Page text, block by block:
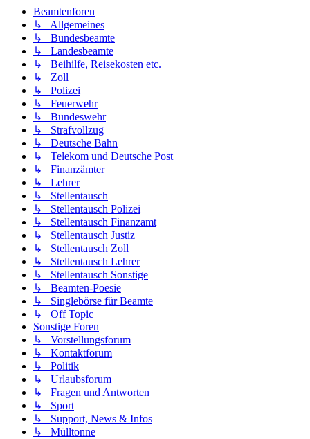
Beamtenforen
↳ Allgemeines
↳ Bundesbeamte
↳ Landesbeamte
↳ Beihilfe, Reisekosten etc.
↳ Zoll
↳ Polizei
↳ Feuerwehr
↳ Bundeswehr
↳ Strafvollzug
↳ Deutsche Bahn
↳ Telekom und Deutsche Post
↳ Finanzämter
↳ Lehrer
↳ Stellentausch
↳ Stellentausch Polizei
↳ Stellentausch Finanzamt
↳ Stellentausch Justiz
↳ Stellentausch Zoll
↳ Stellentausch Lehrer
↳ Stellentausch Sonstige
↳ Beamten-Poesie
↳ Singlebörse für Beamte
↳ Off Topic
Sonstige Foren
↳ Vorstellungsforum
↳ Kontaktforum
↳ Politik
↳ Urlaubsforum
↳ Fragen und Antworten
↳ Sport
↳ Support, News & Infos
↳ Mülltonne